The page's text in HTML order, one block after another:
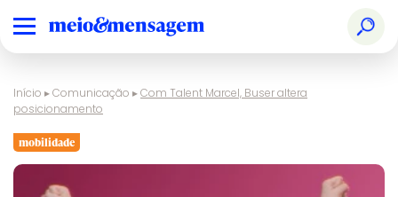
Início ▸Comunicação ▸Com Talent Marcel, Buser altera
posicionamento
mobilidade